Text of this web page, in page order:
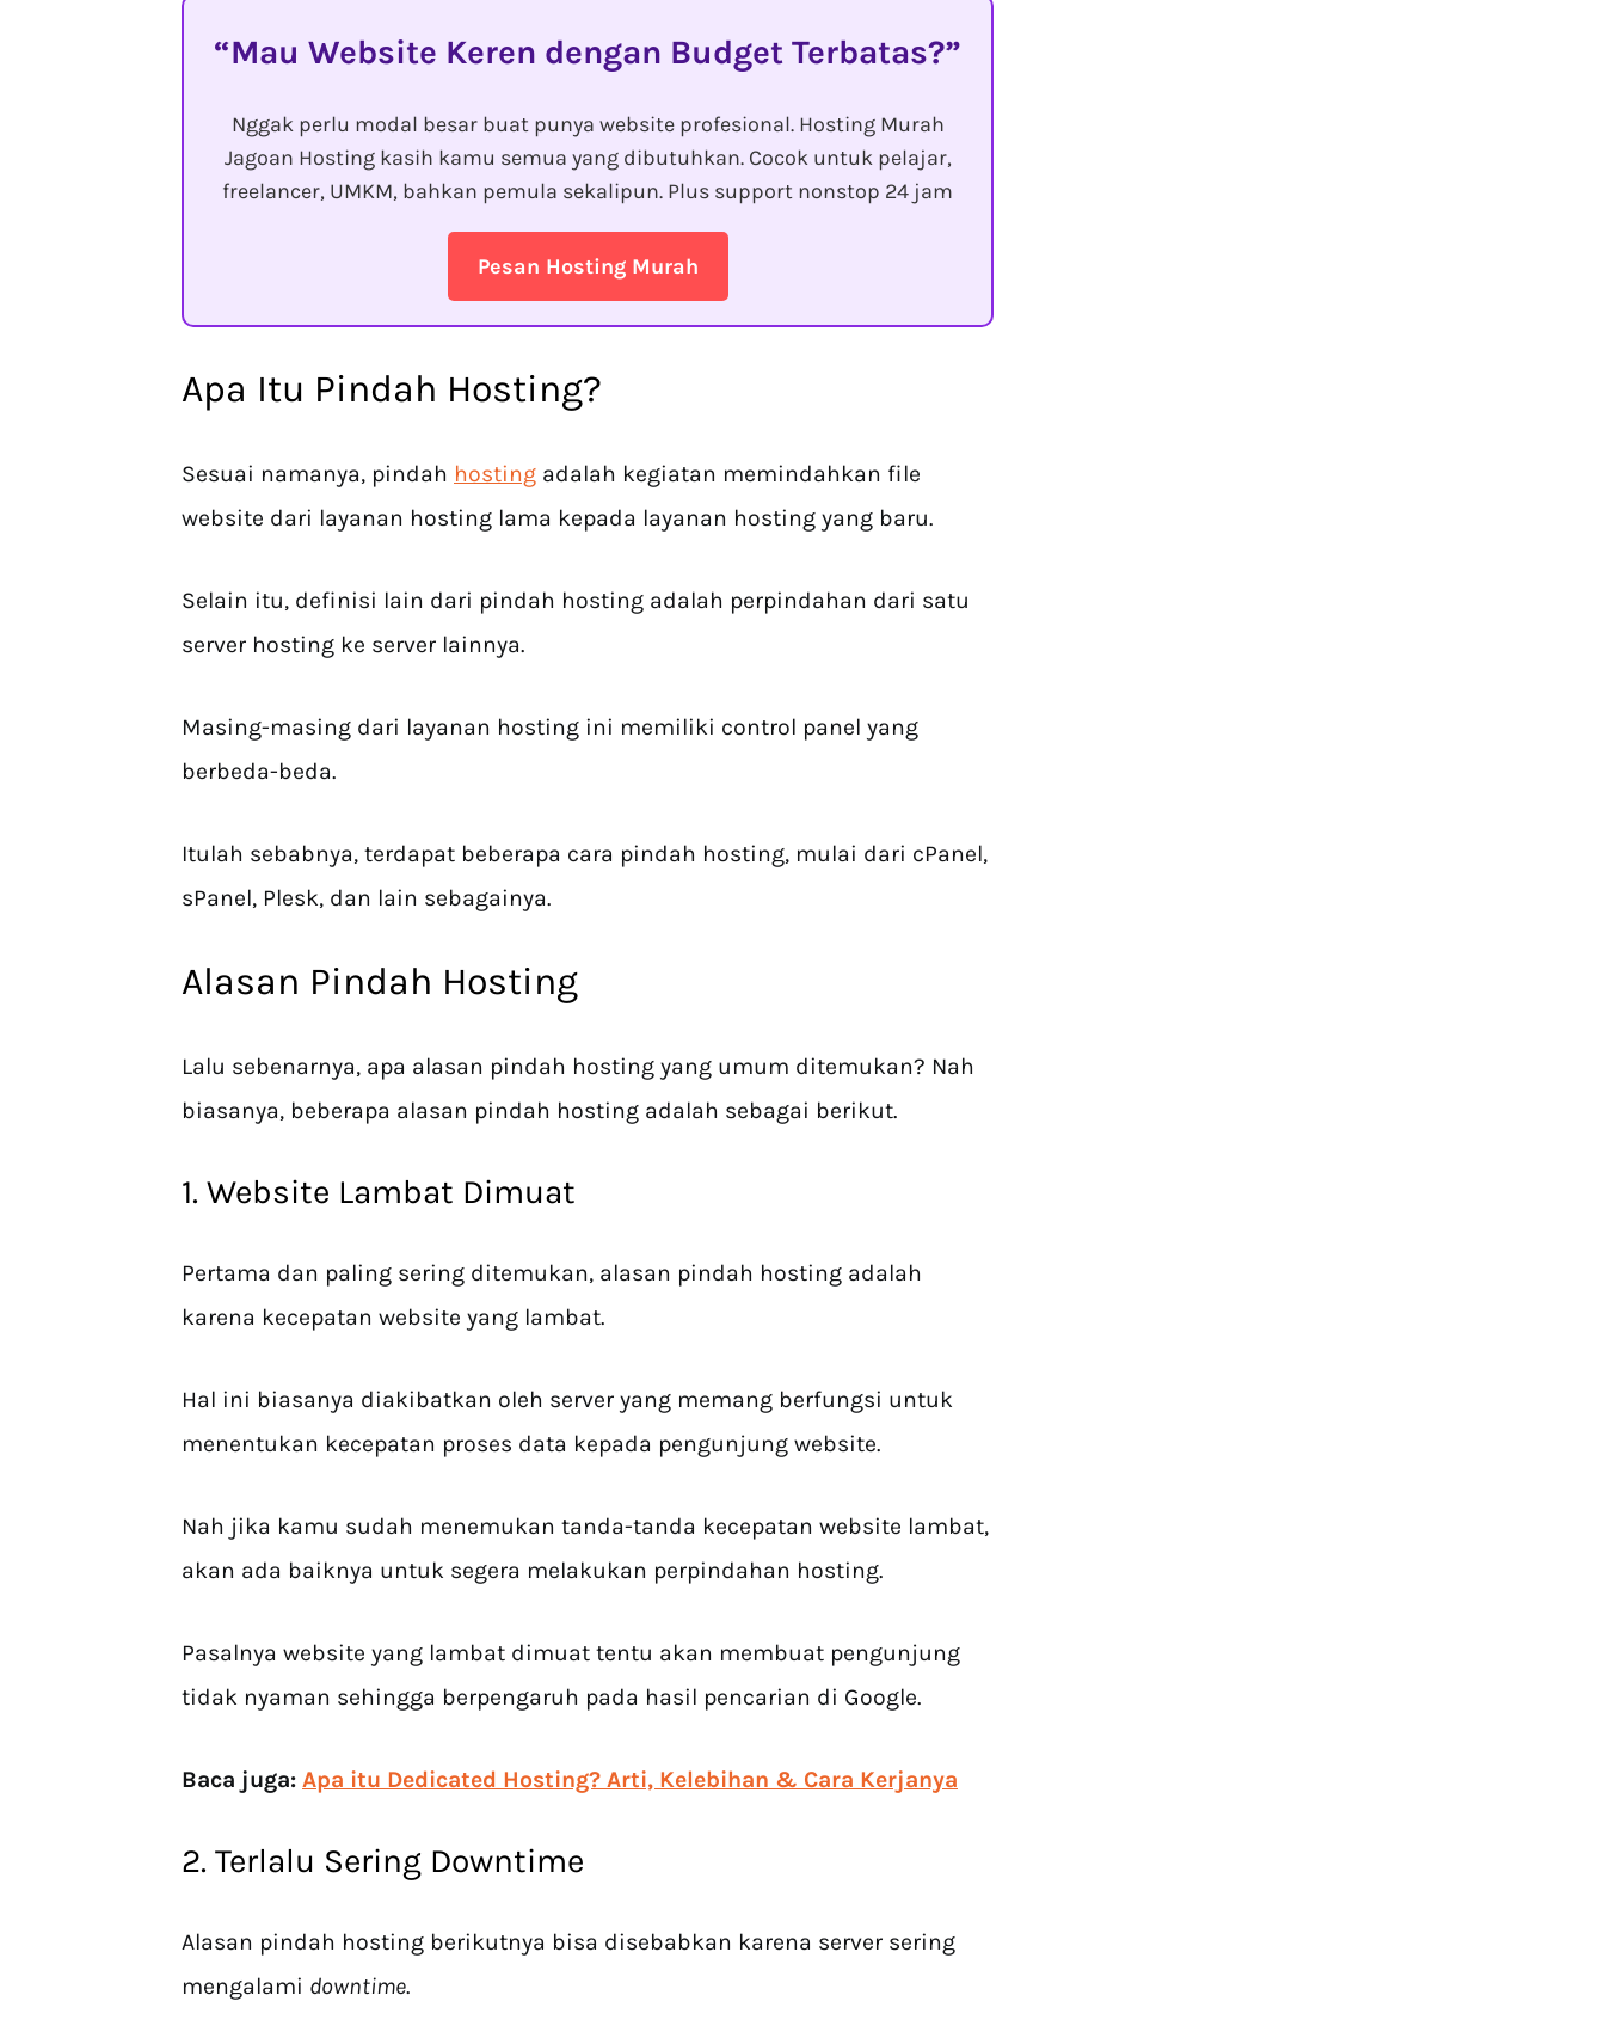
Mau Website Keren dengan Budget Terbatas?
Nggak perlu modal besar buat punya website profesional. Hosting Murah
Jagoan Hosting kasih kamu semua yang dibutuhkan. Cocok untuk pelajar,
freelancer, UMKM, bahkan pemula sekalipun. Plus support nonstop 24 jam
Pesan Hosting Murah
Apa Itu Pindah Hosting?
Sesuai namanya, pindah hosting adalah kegiatan memindahkan file
website dari layanan hosting lama kepada layanan hosting yang baru.
Selain itu, definisi lain dari pindah hosting adalah perpindahan dari satu
server hosting ke server lainnya.
Masing-masing dari layanan hosting ini memiliki control panel yang
berbeda-beda.
Itulah sebabnya, terdapat beberapa cara pindah hosting, mulai dari cPanel,
sPanel, Plesk, dan lain sebagainya.
Alasan Pindah Hosting
Lalu sebenarnya, apa alasan pindah hosting yang umum ditemukan? Nah
biasanya, beberapa alasan pindah hosting adalah sebagai berikut.
1. Website Lambat Dimuat
Pertama dan paling sering ditemukan, alasan pindah hosting adalah
karena kecepatan website yang lambat.
Hal ini biasanya diakibatkan oleh server yang memang berfungsi untuk
menentukan kecepatan proses data kepada pengunjung website.
Nah jika kamu sudah menemukan tanda-tanda kecepatan website lambat,
akan ada baiknya untuk segera melakukan perpindahan hosting.
Pasalnya website yang lambat dimuat tentu akan membuat pengunjung
tidak nyaman sehingga berpengaruh pada hasil pencarian di Google.
Baca juga: Apa itu Dedicated Hosting? Arti, Kelebihan & Cara Kerjanya
2. Terlalu Sering Downtime
Alasan pindah hosting berikutnya bisa disebabkan karena server sering
mengalami downtime.